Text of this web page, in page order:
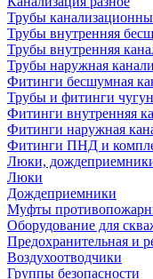
Трубы
Трубы внутренняя
Трубы внутренняя
Трубы наружная
Фитинги бесшумная
Трубы и фитинги
Фитинги внутренняя
Фитинги наружная
Фитинги ПНД и
Люки,
Люки
Дождеприемники
Муфты
Оборудование для
Предохранительная и
Воздухоотводчики
Группы безопасности